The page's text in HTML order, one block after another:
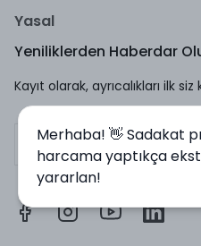
Yasal
Yeniliklerden Haberdar
Kayıt olarak, ayrıcalıkları ilk
Merhaba! 👋 Sadakat
harcama yaptıkça
yararlan!